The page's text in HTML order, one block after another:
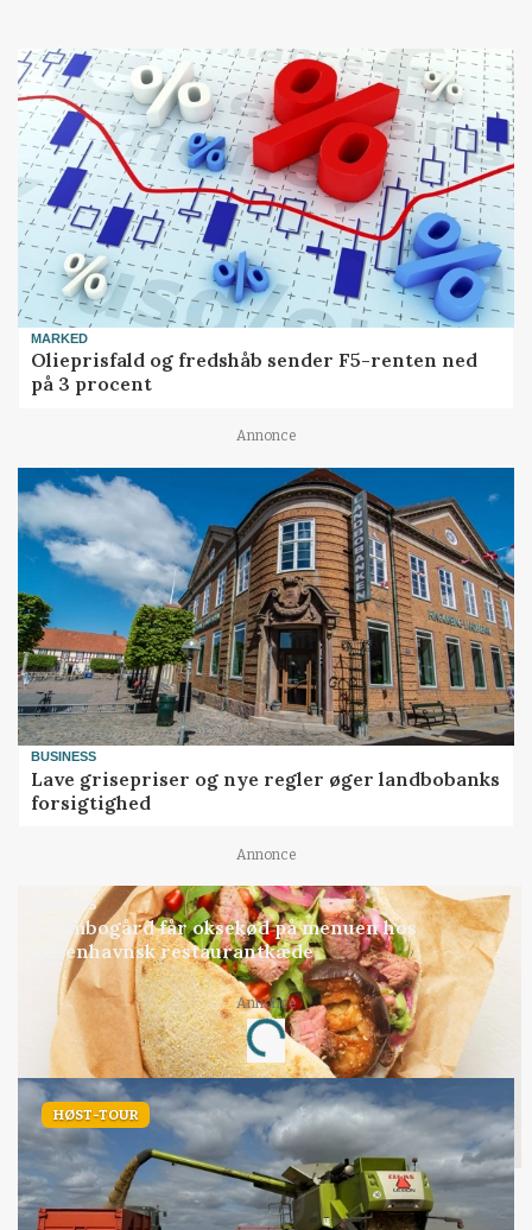
MARKED
Olieprisfald og fredshåb sender F5-renten ned
på 3 procent
Annonce
BUSINESS
Lave grisepriser og nye regler øger landbobanks
forsigtighed
Annonce
BUSINESS
Grambogård får oksekød på menuen hos
københavnsk restaurantkæde
Annonce
Loading...
HØST-TOUR